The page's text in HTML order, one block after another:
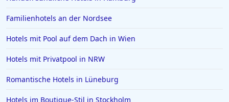
Hotels in Griechenland
Hotels in Greifswald
Familienhotels an der Nordsee
Hotels mit Pool auf dem Dach in Wien
Hotels mit Privatpool in NRW
Romantische Hotels in Lüneburg
Hotels im Boutique-Stil in Stockholm